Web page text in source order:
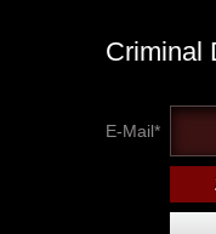
Criminal
E-Mail*